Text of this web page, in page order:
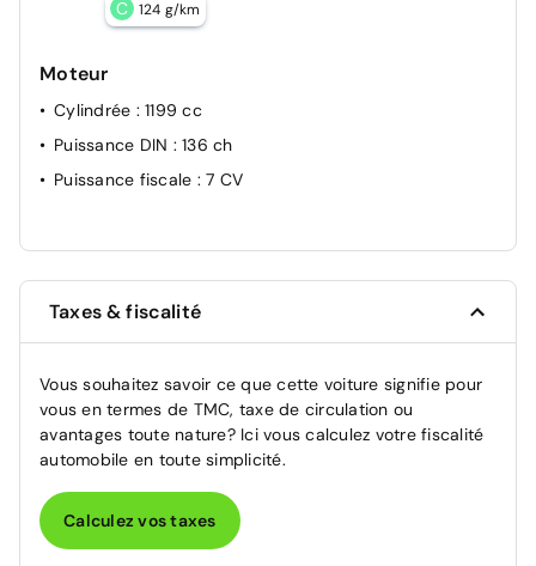
C 124 g/km
Moteur
Cylindrée : 1199 cc
Puissance DIN : 136 ch
Puissance fiscale : 7 CV
Taxes & fiscalité
Vous souhaitez savoir ce que cette voiture signifie pour
vous en termes de TMC, taxe de circulation ou
avantages toute nature? Ici vous calculez votre fiscalité
automobile en toute simplicité.
Calculez vos taxes